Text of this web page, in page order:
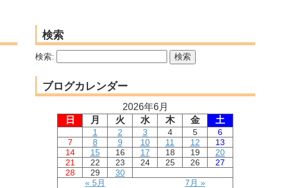
検索
検索:
ブログカレンダー
2026年6月
日
月 火 水 木 金 土
« 5月 7月 »
1 2 3 4 5
6
7
8 9 10 11 12
13
14
15 16 17 18 19
20
21
22 23 24 25 26
27
28
29 30